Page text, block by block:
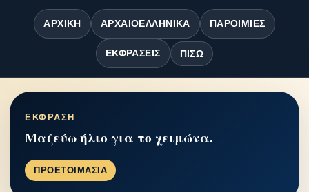
ΑΡΧΙΚΉ ΑΡΧΑΙΟΕΛΛΗΝΙΚΆ ΠΑΡΟΙΜΊΕΣ
ΕΚΦΡΆΣΕΙΣ ΠΊΣΩ
ΕΚΦΡΑΣΗ
Μαζεύω ήλιο για το χειμώνα.
ΠΡΟΕΤΟΙΜΑΣΙΑ